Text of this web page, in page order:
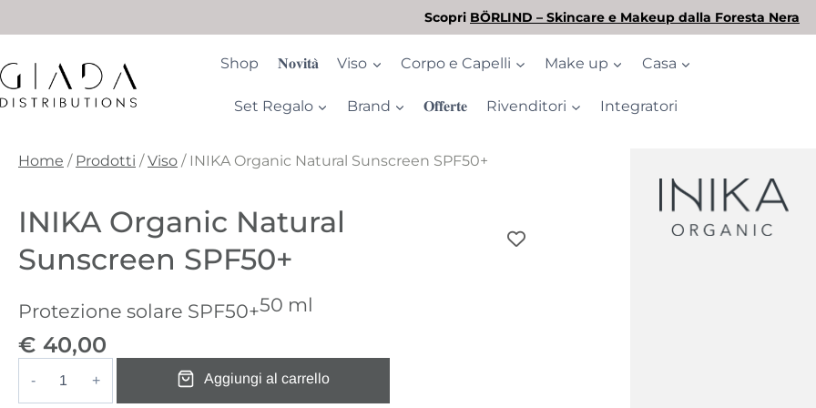
al
contenuto
L'estate è arrivata! Scopri la nostra selezione di solari
Shop 𝐍𝐨𝐯𝐢𝐭𝐚̀ Viso Corpo e Capelli Make up Casa
Set Regalo Brand 𝐎𝐟𝐟𝐞𝐫𝐭𝐞 Rivenditori Integratori
Home / Prodotti /Viso / INIKA Organic Natural Sunscreen SPF50+
INIKA Organic Natural
Sunscreen SPF50+
Protezione solare SPF50+50 ml
€ 40,00
Aggiungi al carrello